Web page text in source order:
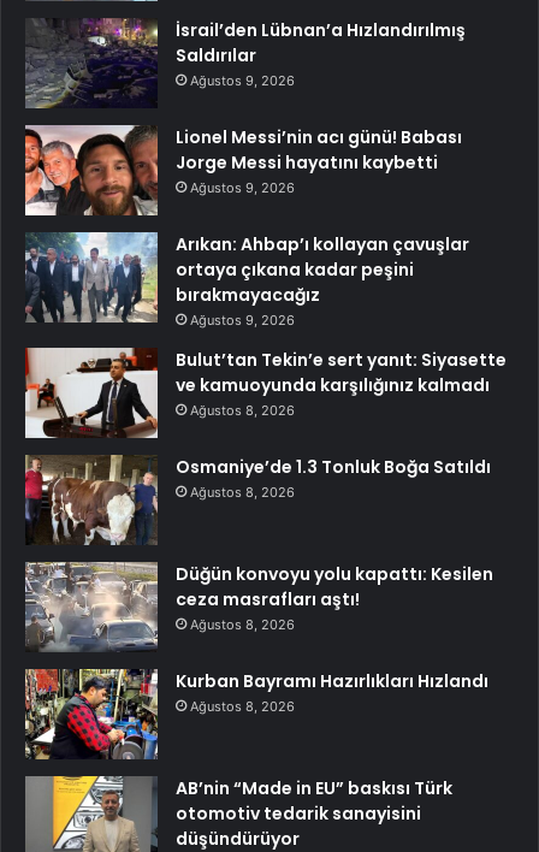
İsrail’den Lübnan’a Hızlandırılmış
Saldırılar
Ağustos 9, 2026
Lionel Messi’nin acı günü! Babası
Jorge Messi hayatını kaybetti
Ağustos 9, 2026
Arıkan: Ahbap’ı kollayan çavuşlar
ortaya çıkana kadar peşini
bırakmayacağız
Ağustos 9, 2026
Bulut’tan Tekin’e sert yanıt: Siyasette
ve kamuoyunda karşılığınız kalmadı
Ağustos 8, 2026
Osmaniye’de 1.3 Tonluk Boğa Satıldı
Ağustos 8, 2026
Düğün konvoyu yolu kapattı: Kesilen
ceza masrafları aştı!
Ağustos 8, 2026
Kurban Bayramı Hazırlıkları Hızlandı
Ağustos 8, 2026
AB’nin “Made in EU” baskısı Türk
otomotiv tedarik sanayisini
düşündürüyor